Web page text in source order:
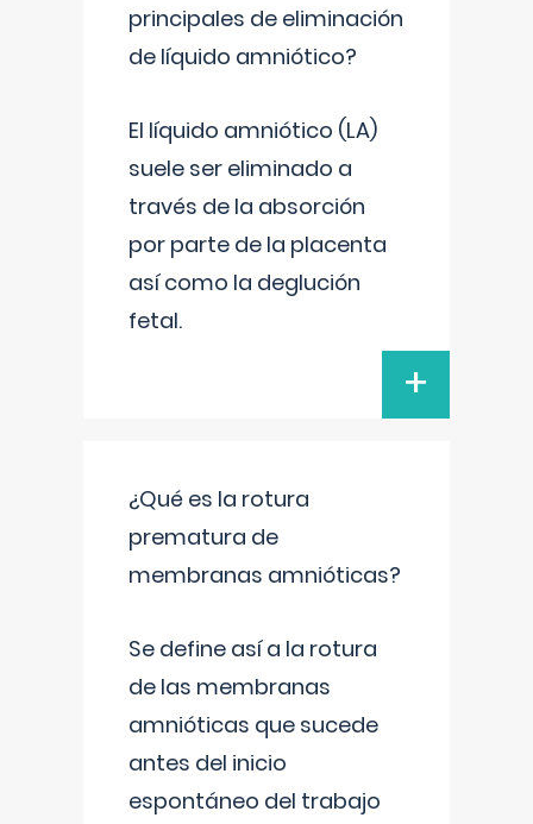
principales de eliminación
de líquido amniótico?
El líquido amniótico (LA)
suele ser eliminado a
través de la absorción
por parte de la placenta
así como la deglución
fetal.
+
¿Qué es la rotura
prematura de
membranas amnióticas?
Se define así a la rotura
de las membranas
amnióticas que sucede
antes del inicio
espontáneo del trabajo